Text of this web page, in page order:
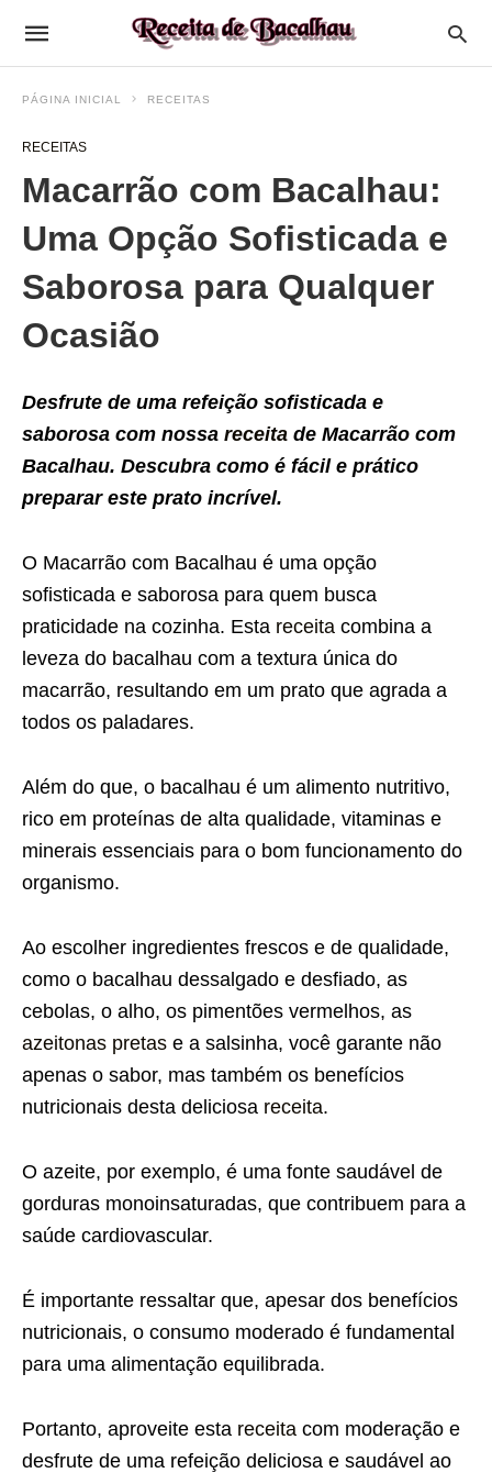
PÁGINA INICIAL RECEITAS
RECEITAS
Macarrão com Bacalhau:
Uma Opção Sofisticada e
Saborosa para Qualquer
Ocasião
Desfrute de uma refeição sofisticada e
saborosa com nossa receita de Macarrão com
Bacalhau. Descubra como é fácil e prático
preparar este prato incrível.
O Macarrão com Bacalhau é uma opção
sofisticada e saborosa para quem busca
praticidade na cozinha. Esta receita combina a
leveza do bacalhau com a textura única do
macarrão, resultando em um prato que agrada a
todos os paladares.
Além do que, o bacalhau é um alimento nutritivo,
rico em proteínas de alta qualidade, vitaminas e
minerais essenciais para o bom funcionamento do
organismo.
Ao escolher ingredientes frescos e de qualidade,
como o bacalhau dessalgado e desfiado, as
cebolas, o alho, os pimentões vermelhos, as
azeitonas pretas e a salsinha, você garante não
apenas o sabor, mas também os benefícios
nutricionais desta deliciosa receita.
O azeite, por exemplo, é uma fonte saudável de
gorduras monoinsaturadas, que contribuem para a
saúde cardiovascular.
É importante ressaltar que, apesar dos benefícios
nutricionais, o consumo moderado é fundamental
para uma alimentação equilibrada.
Portanto, aproveite esta receita com moderação e
desfrute de uma refeição deliciosa e saudável ao